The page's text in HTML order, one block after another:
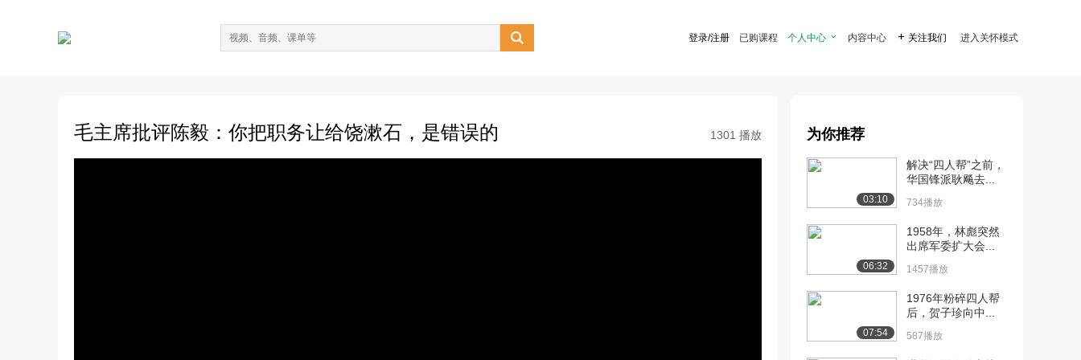
 登录/注册 已购课程 个人中心  内容中心  关注我们 进入关怀模式
毛主席批评陈毅：你把职务让给饶漱石，是错误的 1301 播放 为你推荐
03:10
解决“四人帮”之前，
华国锋派耿飚去...
734播放
06:32
1958年，林彪突然
出席军委扩大会...
1457播放
07:54
1976年粉碎四人帮
后，贺子珍向中...
587播放